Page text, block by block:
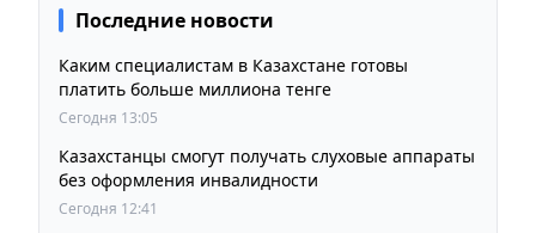
Последние новости
Каким специалистам в Казахстане готовы
платить больше миллиона тенге
Сегодня 13:05
Казахстанцы смогут получать слуховые аппараты
без оформления инвалидности
Сегодня 12:41